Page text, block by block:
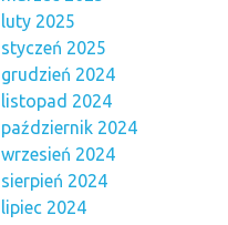
luty 2025
styczeń 2025
grudzień 2024
listopad 2024
październik 2024
wrzesień 2024
sierpień 2024
lipiec 2024